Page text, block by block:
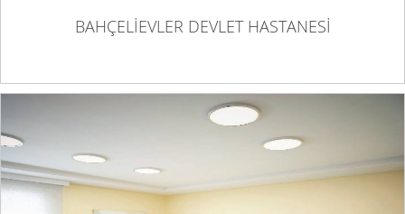
BAHÇELİEVLER DEVLET HASTANESİ